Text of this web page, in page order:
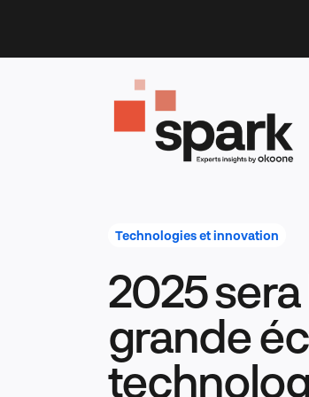
content
Technologies et innovation
2025 sera
grande